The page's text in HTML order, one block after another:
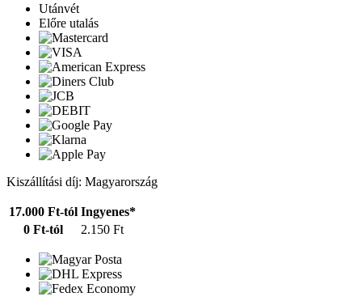
Utánvét
Előre utalás
Kiszállítási díj: Magyarország
17.000 Ft-tól Ingyenes*
0 Ft-tól
2.150 Ft